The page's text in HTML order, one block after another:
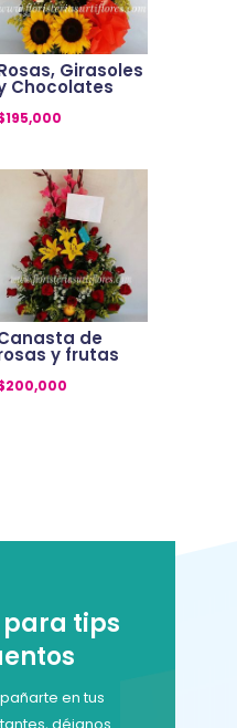
Girasoles
Chocolates
195,000
de
y frutas
200,000
tips
en tus